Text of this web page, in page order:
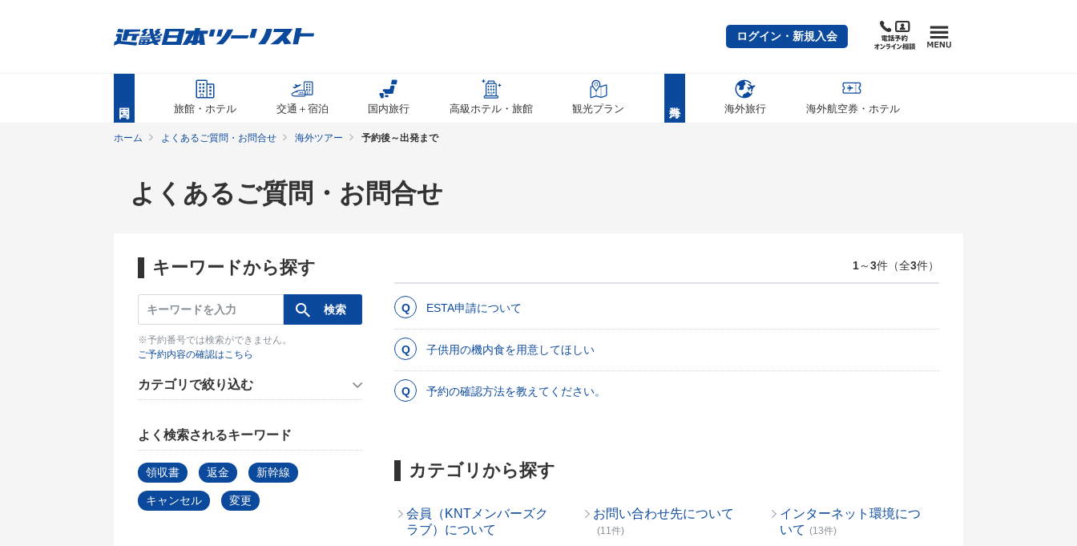
ログイン・新規入会
旅館・ホテル 交通＋宿泊 国内旅行 高級ホテル・旅館 観光プラン 海外旅行 海外航空券・ホテル
ホーム よくあるご質問・お問合せ 海外ツアー 予約後～出発まで
よくあるご質問・お問合せ
キーワードから探す
※予約番号では検索ができません。
ご予約内容の確認はこちら
カテゴリで絞り込む
よく検索されるキーワード
領収書 返金 新幹線
キャンセル 変更
1～3件（全3件）
ESTA申請について
子供用の機内食を用意してほしい
予約の確認方法を教えてください。
カテゴリから探す
会員（KNTメンバーズク
ラブ）について
お問い合わせ先について
(11件)
インターネット環境につ
いて (13件)